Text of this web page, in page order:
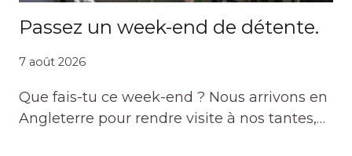
Passez un week-end de détente.
7 août 2026
Que fais-tu ce week-end ? Nous arrivons en
Angleterre pour rendre visite à nos tantes,…